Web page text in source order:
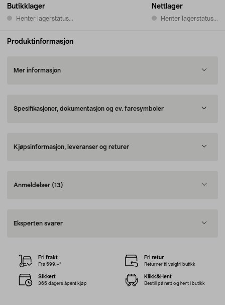
Butikklager
Henter lagerstatus...
Nettlager
Henter lagerstatus...
Produktinformasjon
Mer informasjon
Spesifikasjoner, dokumentasjon og ev. faresymboler
Kjøpsinformasjon, leveranser og returer
Anmeldelser (13)
Eksperten svarer
Fri frakt
Fra 599,–*
Fri retur
Returner til valgfri butikk
Sikkert
365 dagers åpent kjøp
Klikk&Hent
Bestill på nett og hent i butikk